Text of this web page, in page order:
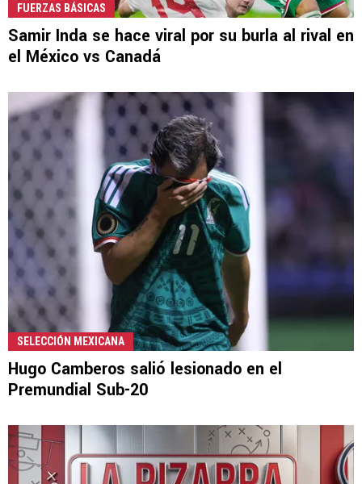
FUERZAS BÁSICAS
Samir Inda se hace viral por su burla al rival en
el México vs Canadá
SELECCIÓN MEXICANA
Hugo Camberos salió lesionado en el
Premundial Sub-20